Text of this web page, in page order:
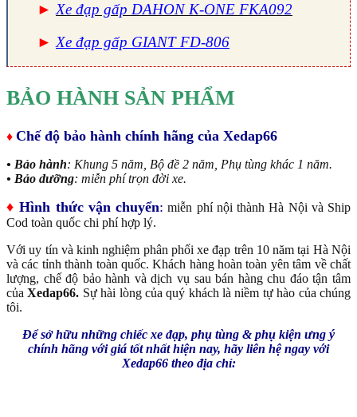
► Xe đạp gấp DAHON K-ONE FKA092
►Xe đạp gấp GIANT FD-806
BẢO HÀNH SẢN PHẨM
♦ Chế độ bảo hành chính hãng của Xedap66
• Bảo hành: Khung 5 năm, Bộ đề 2 năm, Phụ tùng khác 1 năm.
• Bảo dưỡng: miễn phí trọn đời xe.
♦Hình thức vận chuyển: miễn phí nội thành Hà Nội và Ship
Cod toàn quốc chi phí hợp lý.
Với uy tín và kinh nghiệm phân phối xe đạp trên 10 năm tại Hà Nội
và các tỉnh thành toàn quốc. Khách hàng hoàn toàn yên tâm về chất
lượng, chế độ bảo hành và dịch vụ sau bán hàng chu đáo tận tâm
củaXedap66. Sự hài lòng của quý khách là niềm tự hào của chúng
tôi.
Để sở hữu những chiếc xe đạp, phụ tùng & phụ kiện ưng ý
chính hãng với giá tốt nhất hiện nay, hãy liên hệ ngay với
Xedap66 theo địa chỉ: